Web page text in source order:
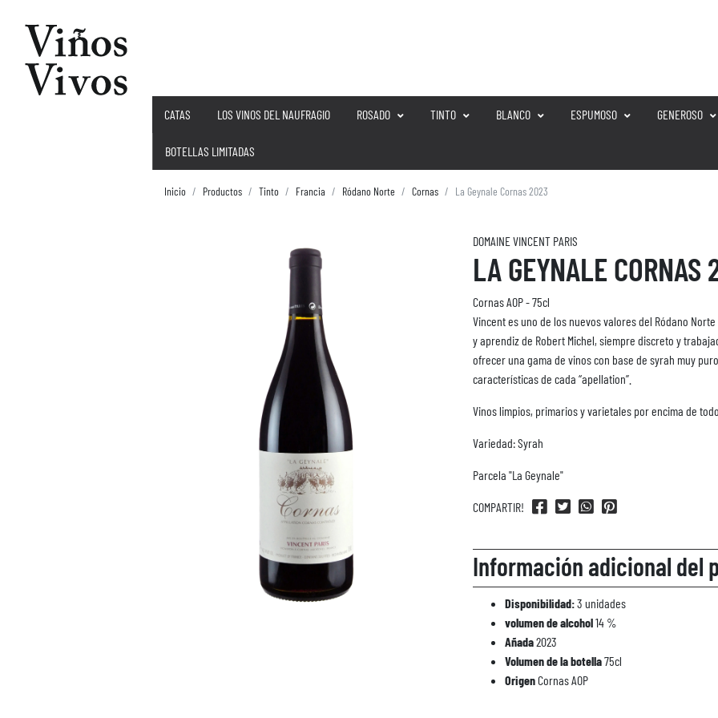
CATAS LOS VINOS DEL NAUFRAGIO ROSADO TINTO BLANCO ESPUMOSO GENEROSO
BOTELLAS LIMITADAS
Inicio Productos Tinto Francia Ródano Norte Cornas La Geynale Cornas 2023
DOMAINE VINCENT PARIS
LA GEYNALE CORNAS
Cornas AOP -75cl
Vincent es uno de los nuevos valores del Ródano
y aprendiz de Robert Michel, siempre discreto y
ofrecer una gama de vinos con base de syrah muy
características de cada “apellation”.
Vinos limpios, primarios y varietales por encima de
Variedad: Syrah
Parcela "La Geynale"
COMPARTIR!
Información adicional del
Disponibilidad:3 unidades
volumen de alcohol14 %
Añada2023
Volumen de la botella75cl
OrigenCornas AOP